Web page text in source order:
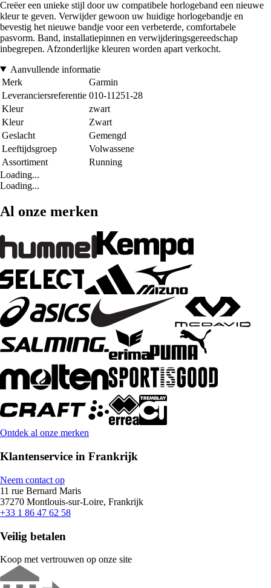
Creëer een unieke stijl door uw compatibele horlogeband een nieuwe
kleur te geven. Verwijder gewoon uw huidige horlogebandje en
bevestig het nieuwe bandje voor een verbeterde, comfortabele
pasvorm. Band, installatiepinnen en verwijderingsgereedschap
inbegrepen. Afzonderlijke kleuren worden apart verkocht.
Aanvullende informatie
Merk
Garmin
Leveranciersreferentie 010-11251-28
Kleur
zwart
Kleur
Zwart
Geslacht
Gemengd
Leeftijdsgroep
Volwassene
Assortiment
Running
Loading...
Loading...
Al onze merken
Ontdek al onze merken
Klantenservice in Frankrijk
Neem contact op
11 rue Bernard Maris
37270 Montlouis-sur-Loire, Frankrijk
+33 1 86 47 62 58
Veilig betalen
Koop met vertrouwen op onze site